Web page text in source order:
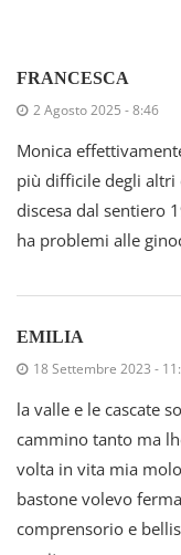
FRANCESCA
2 Agosto 2025 - 8:46
Monica
più difficile degli altri
discesa dal sentiero
ha problemi alle
EMILIA
18 Settembre 2023 -
la valle e le cascate
cammino tanto ma
volta in vita mia
bastone volevo
comprensorio e